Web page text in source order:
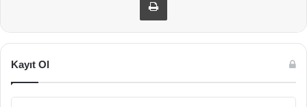
Kayıt Ol